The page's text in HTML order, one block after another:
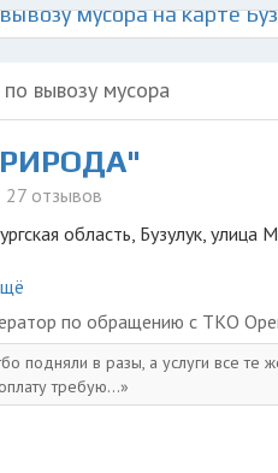
мусора на карте
вывозу мусора
27 отзывов
область, Бузулук, улица
по обращению с ТКО
подняли в разы, а услуги все те
требую...